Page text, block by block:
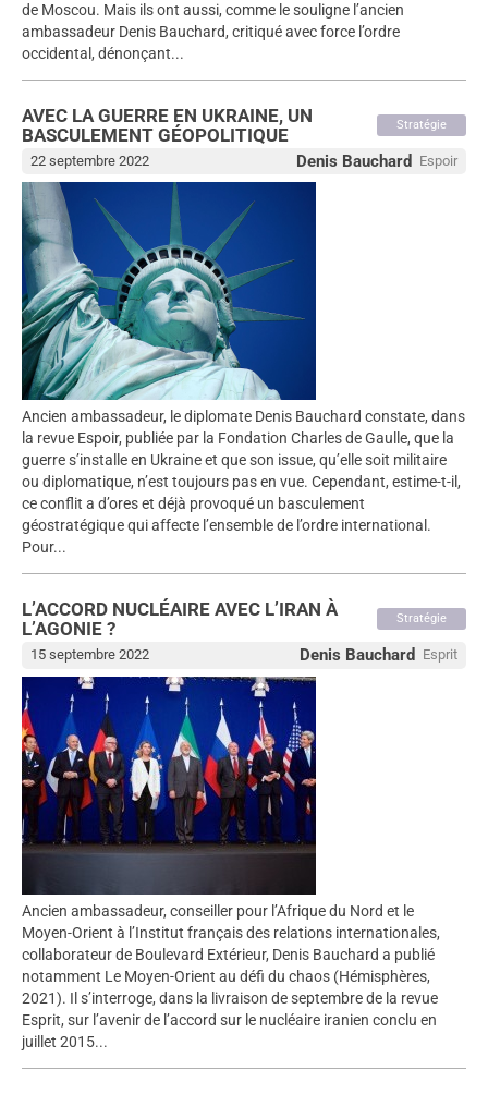
de Moscou. Mais ils ont aussi, comme le souligne l’ancien
ambassadeur Denis Bauchard, critiqué avec force l’ordre
occidental, dénonçant...
Stratégie
AVEC LA GUERRE EN UKRAINE, UN
BASCULEMENT GÉOPOLITIQUE
Denis Bauchard Espoir
22 septembre 2022
Ancien ambassadeur, le diplomate Denis Bauchard constate, dans
la revue Espoir, publiée par la Fondation Charles de Gaulle, que la
guerre s’installe en Ukraine et que son issue, qu’elle soit militaire
ou diplomatique, n’est toujours pas en vue. Cependant, estime-t-il,
ce conflit a d’ores et déjà provoqué un basculement
géostratégique qui affecte l’ensemble de l’ordre international.
Pour...
Stratégie
L’ACCORD NUCLÉAIRE AVEC L’IRAN À
L’AGONIE ?
Denis Bauchard Esprit
15 septembre 2022
Ancien ambassadeur, conseiller pour l’Afrique du Nord et le
Moyen-Orient à l’Institut français des relations internationales,
collaborateur de Boulevard Extérieur, Denis Bauchard a publié
notamment Le Moyen-Orient au défi du chaos (Hémisphères,
2021). Il s’interroge, dans la livraison de septembre de la revue
Esprit, sur l’avenir de l’accord sur le nucléaire iranien conclu en
juillet 2015...